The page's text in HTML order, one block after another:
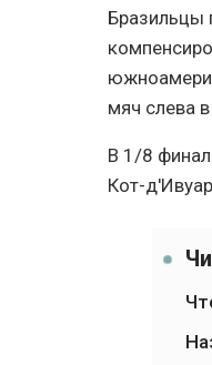
Бразильцы
мяч слева
В 1/8
Кот-